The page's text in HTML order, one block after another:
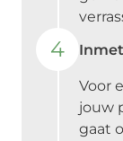
4
Voor
jouw
gaat